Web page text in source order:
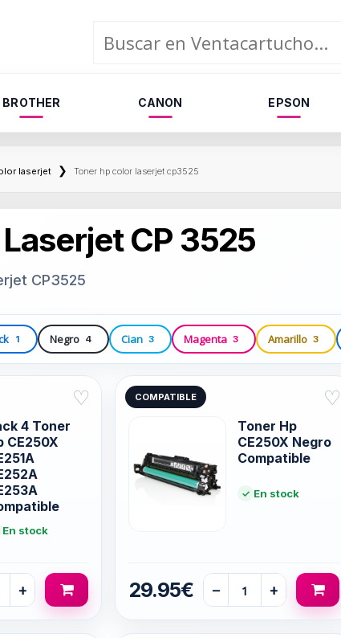
BROTHER CANON EPSON
laserjet ❯ Toner hp color laserjet cp3525
CP 3525
CP3525
1 Negro 4 Cian 3 Magenta 3 Amarillo 3
♡
4 Toner
CE250X
En stock
+
COMPATIBLE ♡
Toner Hp
CE250X Negro
Compatible
En stock
29.95€ − +